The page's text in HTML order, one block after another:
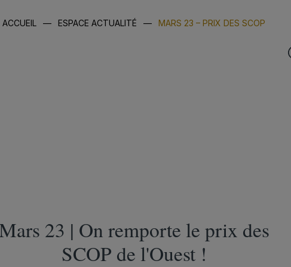
ACCUEIL — ESPACE ACTUALITÉ — MARS 23 – PRIX DES SCOP
23 | On remporte le prix des
SCOP de l'Ouest !